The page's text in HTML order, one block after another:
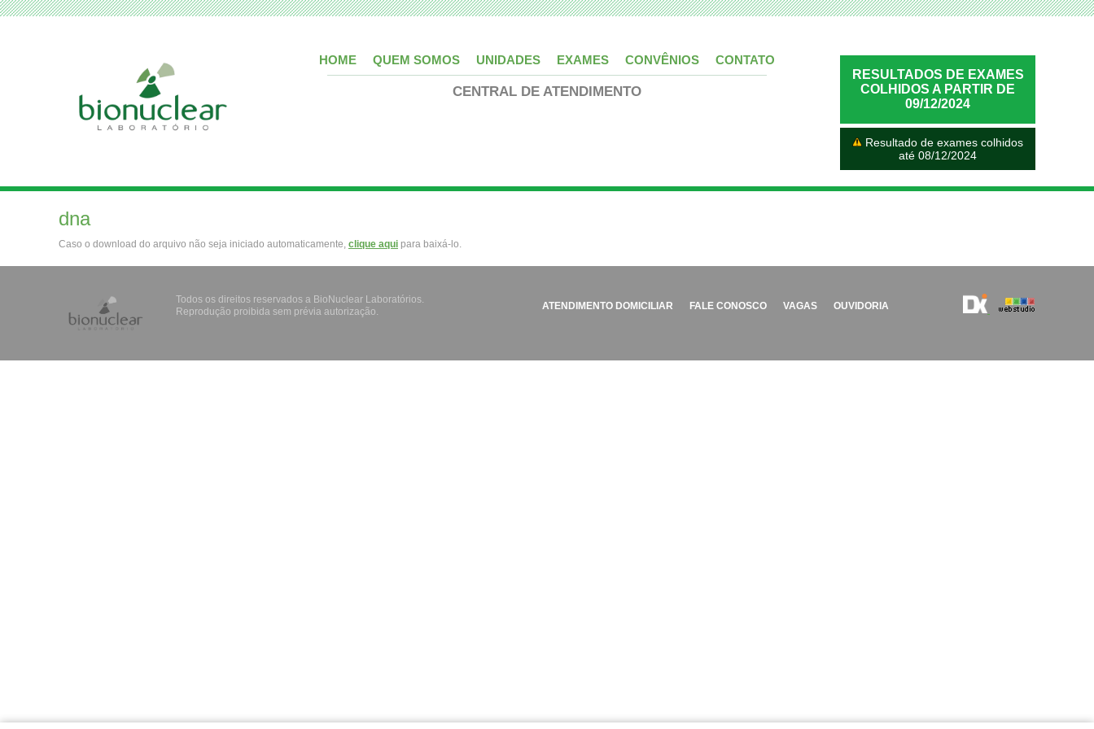
HOME QUEM SOMOS UNIDADES EXAMES CONVÊNIOS CONTATO
CENTRAL DE ATENDIMENTO
RESULTADOS DE EXAMES
COLHIDOS A PARTIR DE
09/12/2024
Resultado de exames colhidos
até 08/12/2024
dna
Caso o download do arquivo não seja iniciado automaticamente, clique aqui para baixá-lo.
Todos os direitos reservados a BioNuclear Laboratórios.
Reprodução proibida sem prévia autorização.
ATENDIMENTO DOMICILIAR FALE CONOSCO VAGAS OUVIDORIA